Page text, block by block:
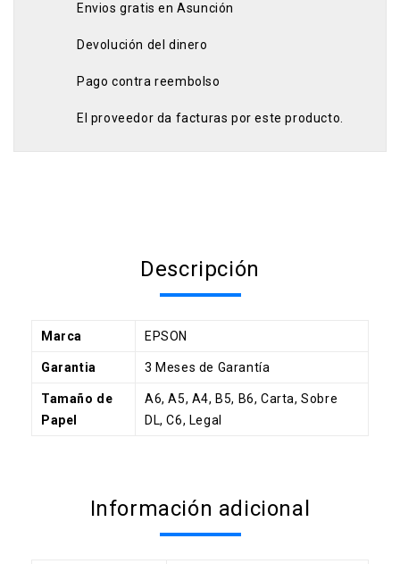
Envios gratis en Asunción
Devolución del dinero
Pago contra reembolso
El proveedor da facturas por este producto.
Descripción
Marca EPSON
Garantia 3 Meses de Garantía
Tamaño de
Papel
A6, A5, A4, B5, B6, Carta, Sobre
DL, C6, Legal
Información adicional